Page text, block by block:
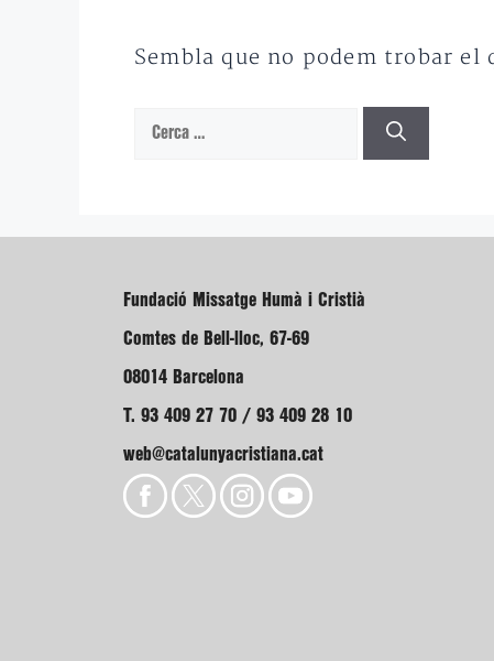
Sembla que no podem trobar el
Cerca:
Fundació Missatge Humà i Cristià
Comtes de Bell-lloc, 67-69
08014 Barcelona
T. 93 409 27 70 / 93 409 28 10
web@catalunyacristiana.cat